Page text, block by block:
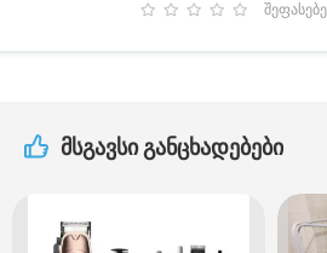
მსგავსი განცხადებები